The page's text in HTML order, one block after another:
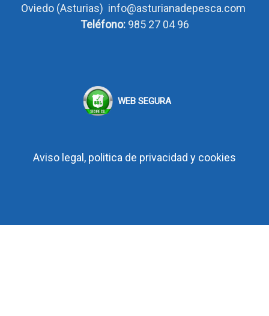
Oviedo (Asturias) info@asturianadepesca.com
Teléfono:985 27 04 96
WEB SEGURA
Aviso legal, politica de privacidad y cookies